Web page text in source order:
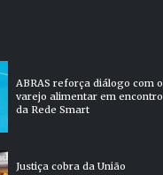
ABRAS reforça diálogo com o
varejo alimentar em encontro
da Rede Smart
Justiça cobra da União